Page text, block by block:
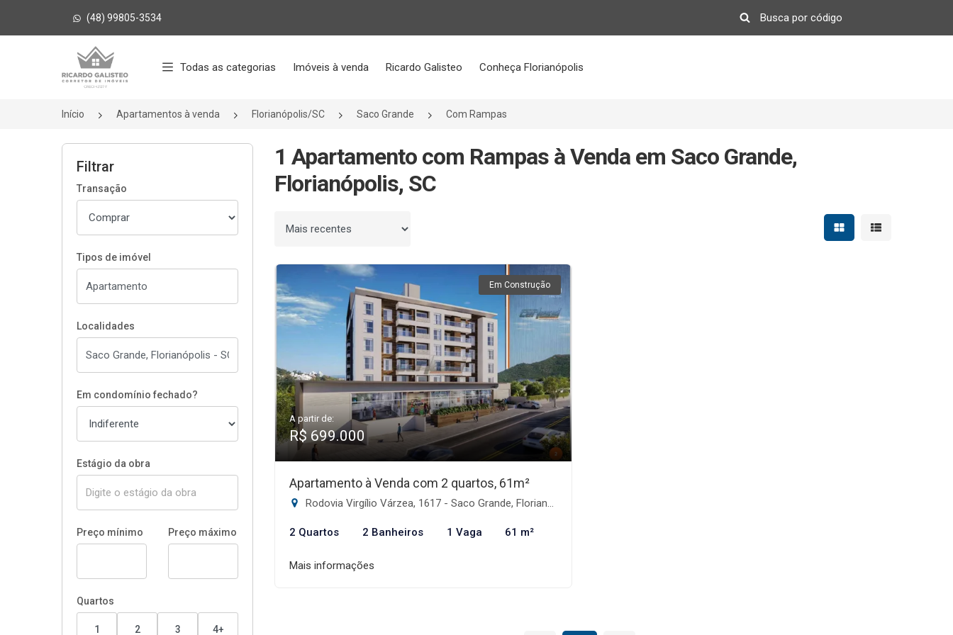
(48) 99805-3534
Página inicial
Todas as categorias Imóveis à venda Ricardo Galisteo Conheça Florianópolis
Início Apartamentos à venda Florianópolis/SC Saco Grande Com Rampas
Filtrar
Transação
Tipos de imóvel
Localidades
Em condomínio fechado?
Estágio da obra
Preço mínimo Preço máximo
Quartos
1 2 3 4+
1 Apartamento com Rampas à Venda em Saco Grande,
Florianópolis, SC
Ordenar por Mostrar resultados em
Mostrar
Em Construção
A partir de:
R$ 699.000
Apartamento à Venda com 2 quartos, 61m²
Rodovia Virgílio Várzea, 1617 - Saco Grande, Florianópolis-SC
2 Quartos 2 Banheiros 1 Vaga 61 m²
Mais informações